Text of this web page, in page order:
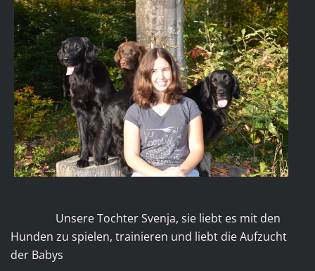
Unsere Tochter Svenja, sie liebt es mit den
Hunden zu spielen, trainieren und liebt die Aufzucht
der Babys